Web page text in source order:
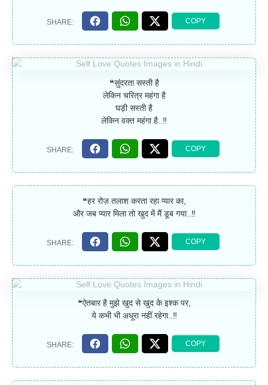
❝सुंदरता सस्ती है
लेकिन चरित्र महंगा है
घड़ी सस्ती है
लेकिन वक्त महंगा है..‼
❝हर रोज़ तलाश करता रहा प्यार का,
और जब प्यार मिला तो खुद में मैं डूब गया..‼
❝ऐतबार है मुझे खुद से खुद के इश्क पर,
ये कभी भी अधूरा नहीं रहेगा..‼